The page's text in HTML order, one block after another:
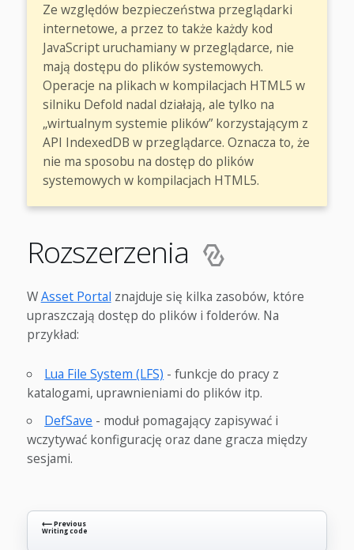
Ze względów bezpieczeństwa przeglądarki
internetowe, a przez to także każdy kod
JavaScript uruchamiany w przeglądarce, nie
mają dostępu do plików systemowych.
Operacje na plikach w kompilacjach HTML5 w
silniku Defold nadal działają, ale tylko na
„wirtualnym systemie plików” korzystającym z
API IndexedDB w przeglądarce. Oznacza to, że
nie ma sposobu na dostęp do plików
systemowych w kompilacjach HTML5.
Rozszerzenia
WAsset Portal znajduje się kilka zasobów, które
upraszczają dostęp do plików i folderów. Na
przykład:
Lua File System (LFS) - funkcje do pracy z
katalogami, uprawnieniami do plików itp.
DefSave - moduł pomagający zapisywać i
wczytywać konfigurację oraz dane gracza między
sesjami.
⟵ Previous
Writing code